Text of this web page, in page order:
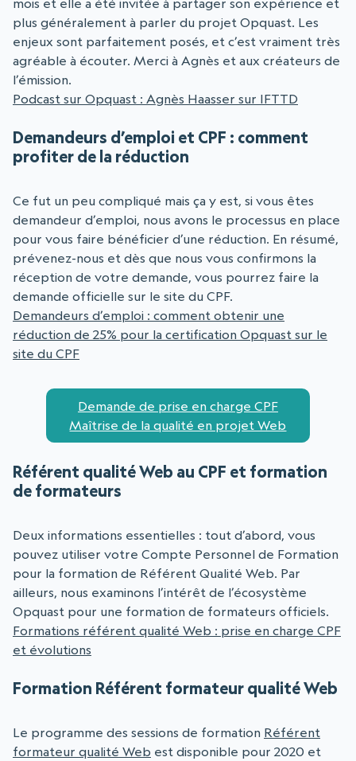
mois et elle a été invitée à partager son expérience et
plus généralement à parler du projet Opquast. Les
enjeux sont parfaitement posés, et c’est vraiment très
agréable à écouter. Merci à Agnès et aux créateurs de
l’émission.
Podcast sur Opquast : Agnès Haasser sur IFTTD
Demandeurs d’emploi et CPF : comment
profiter de la réduction
Ce fut un peu compliqué mais ça y est, si vous êtes
demandeur d’emploi, nous avons le processus en place
pour vous faire bénéficier d’une réduction. En résumé,
prévenez-nous et dès que nous vous confirmons la
réception de votre demande, vous pourrez faire la
demande officielle sur le site du CPF.
Demandeurs d’emploi : comment obtenir une
réduction de 25% pour la certification Opquast sur le
site du CPF
Demande de prise en charge CPF
Maîtrise de la qualité en projet Web
Référent qualité Web au CPF et formation
de formateurs
Deux informations essentielles : tout d’abord, vous
pouvez utiliser votre Compte Personnel de Formation
pour la formation de Référent Qualité Web. Par
ailleurs, nous examinons l’intérêt de l’écosystème
Opquast pour une formation de formateurs officiels.
Formations référent qualité Web : prise en charge CPF
et évolutions
Formation Référent formateur qualité Web
Le programme des sessions de formation Référent
formateur qualité Web est disponible pour 2020 et